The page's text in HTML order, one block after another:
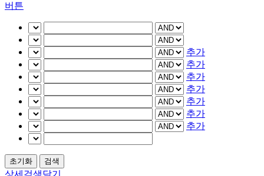
버튼
추가
추가
추가
추가
추가
추가
추가
상세검색닫기